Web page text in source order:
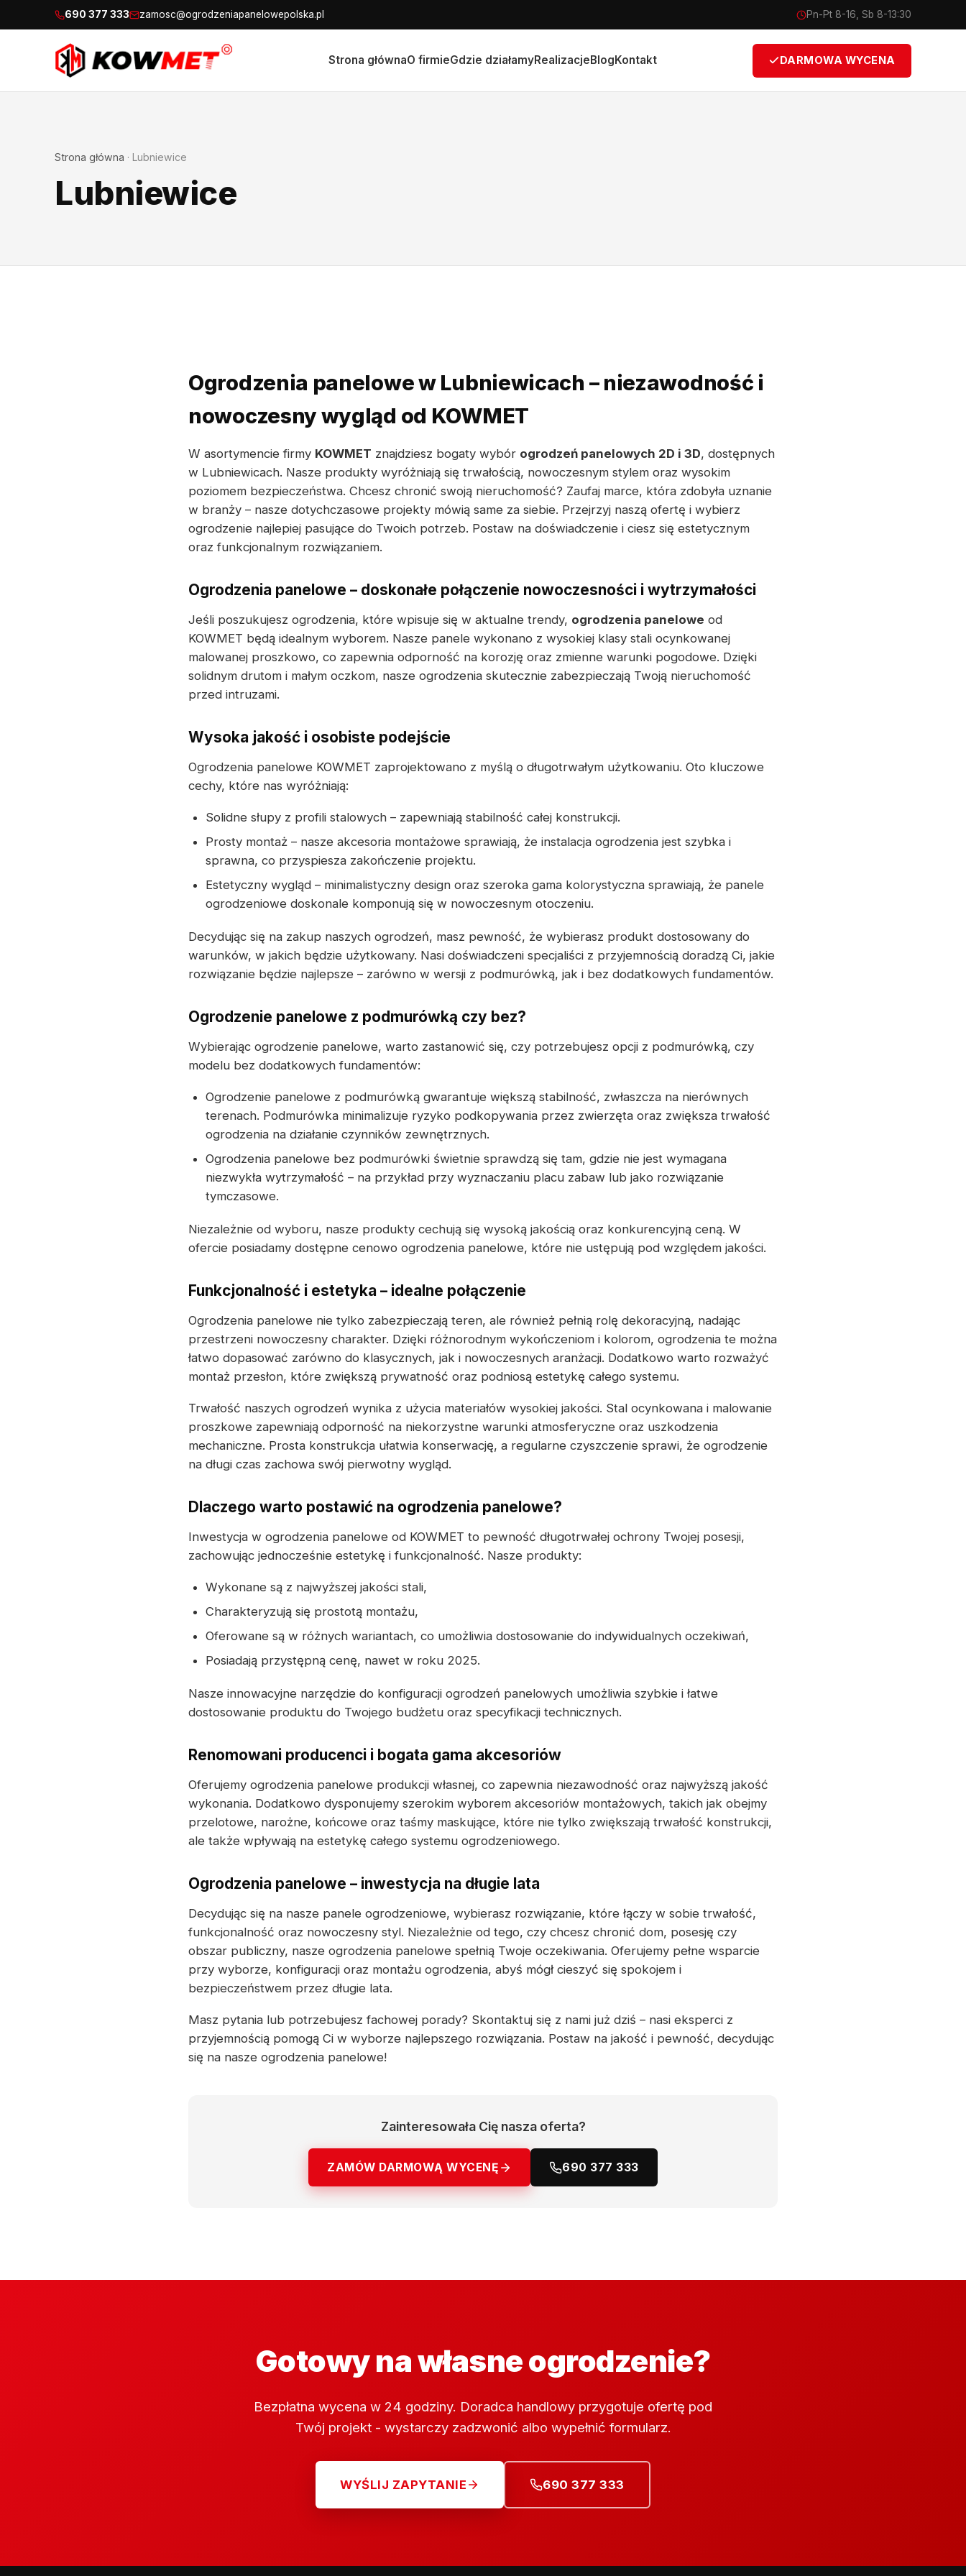
690 377 333 zamosc@ogrodzeniapanelowepolska.pl Pn-Pt 8-16, Sb 8-13:30
Strona głównaO firmieGdzie działamyRealizacjeBlogKontakt DARMOWA WYCENA
Strona główna · Lubniewice
Lubniewice
Ogrodzenia panelowe w Lubniewicach – niezawodność i
nowoczesny wygląd od KOWMET
W asortymencie firmy KOWMET znajdziesz bogaty wybór ogrodzeń panelowych 2D i 3D, dostępnych
w Lubniewicach. Nasze produkty wyróżniają się trwałością, nowoczesnym stylem oraz wysokim
poziomem bezpieczeństwa. Chcesz chronić swoją nieruchomość? Zaufaj marce, która zdobyła uznanie
w branży – nasze dotychczasowe projekty mówią same za siebie. Przejrzyj naszą ofertę i wybierz
ogrodzenie najlepiej pasujące do Twoich potrzeb. Postaw na doświadczenie i ciesz się estetycznym
oraz funkcjonalnym rozwiązaniem.
Ogrodzenia panelowe – doskonałe połączenie nowoczesności i wytrzymałości
Jeśli poszukujesz ogrodzenia, które wpisuje się w aktualne trendy, ogrodzenia panelowe od
KOWMET będą idealnym wyborem. Nasze panele wykonano z wysokiej klasy stali ocynkowanej
malowanej proszkowo, co zapewnia odporność na korozję oraz zmienne warunki pogodowe. Dzięki
solidnym drutom i małym oczkom, nasze ogrodzenia skutecznie zabezpieczają Twoją nieruchomość
przed intruzami.
Wysoka jakość i osobiste podejście
Ogrodzenia panelowe KOWMET zaprojektowano z myślą o długotrwałym użytkowaniu. Oto kluczowe
cechy, które nas wyróżniają:
Solidne słupy z profili stalowych – zapewniają stabilność całej konstrukcji.
Prosty montaż – nasze akcesoria montażowe sprawiają, że instalacja ogrodzenia jest szybka i
sprawna, co przyspiesza zakończenie projektu.
Estetyczny wygląd – minimalistyczny design oraz szeroka gama kolorystyczna sprawiają, że panele
ogrodzeniowe doskonale komponują się w nowoczesnym otoczeniu.
Decydując się na zakup naszych ogrodzeń, masz pewność, że wybierasz produkt dostosowany do
warunków, w jakich będzie użytkowany. Nasi doświadczeni specjaliści z przyjemnością doradzą Ci, jakie
rozwiązanie będzie najlepsze – zarówno w wersji z podmurówką, jak i bez dodatkowych fundamentów.
Ogrodzenie panelowe z podmurówką czy bez?
Wybierając ogrodzenie panelowe, warto zastanowić się, czy potrzebujesz opcji z podmurówką, czy
modelu bez dodatkowych fundamentów:
Ogrodzenie panelowe z podmurówką gwarantuje większą stabilność, zwłaszcza na nierównych
terenach. Podmurówka minimalizuje ryzyko podkopywania przez zwierzęta oraz zwiększa trwałość
ogrodzenia na działanie czynników zewnętrznych.
Ogrodzenia panelowe bez podmurówki świetnie sprawdzą się tam, gdzie nie jest wymagana
niezwykła wytrzymałość – na przykład przy wyznaczaniu placu zabaw lub jako rozwiązanie
tymczasowe.
Niezależnie od wyboru, nasze produkty cechują się wysoką jakością oraz konkurencyjną ceną. W
ofercie posiadamy dostępne cenowo ogrodzenia panelowe, które nie ustępują pod względem jakości.
Funkcjonalność i estetyka – idealne połączenie
Ogrodzenia panelowe nie tylko zabezpieczają teren, ale również pełnią rolę dekoracyjną, nadając
przestrzeni nowoczesny charakter. Dzięki różnorodnym wykończeniom i kolorom, ogrodzenia te można
łatwo dopasować zarówno do klasycznych, jak i nowoczesnych aranżacji. Dodatkowo warto rozważyć
montaż przesłon, które zwiększą prywatność oraz podniosą estetykę całego systemu.
Trwałość naszych ogrodzeń wynika z użycia materiałów wysokiej jakości. Stal ocynkowana i malowanie
proszkowe zapewniają odporność na niekorzystne warunki atmosferyczne oraz uszkodzenia
mechaniczne. Prosta konstrukcja ułatwia konserwację, a regularne czyszczenie sprawi, że ogrodzenie
na długi czas zachowa swój pierwotny wygląd.
Dlaczego warto postawić na ogrodzenia panelowe?
Inwestycja w ogrodzenia panelowe od KOWMET to pewność długotrwałej ochrony Twojej posesji,
zachowując jednocześnie estetykę i funkcjonalność. Nasze produkty:
Wykonane są z najwyższej jakości stali,
Charakteryzują się prostotą montażu,
Oferowane są w różnych wariantach, co umożliwia dostosowanie do indywidualnych oczekiwań,
Posiadają przystępną cenę, nawet w roku 2025.
Nasze innowacyjne narzędzie do konfiguracji ogrodzeń panelowych umożliwia szybkie i łatwe
dostosowanie produktu do Twojego budżetu oraz specyfikacji technicznych.
Renomowani producenci i bogata gama akcesoriów
Oferujemy ogrodzenia panelowe produkcji własnej, co zapewnia niezawodność oraz najwyższą jakość
wykonania. Dodatkowo dysponujemy szerokim wyborem akcesoriów montażowych, takich jak obejmy
przelotowe, narożne, końcowe oraz taśmy maskujące, które nie tylko zwiększają trwałość konstrukcji,
ale także wpływają na estetykę całego systemu ogrodzeniowego.
Ogrodzenia panelowe – inwestycja na długie lata
Decydując się na nasze panele ogrodzeniowe, wybierasz rozwiązanie, które łączy w sobie trwałość,
funkcjonalność oraz nowoczesny styl. Niezależnie od tego, czy chcesz chronić dom, posesję czy
obszar publiczny, nasze ogrodzenia panelowe spełnią Twoje oczekiwania. Oferujemy pełne wsparcie
przy wyborze, konfiguracji oraz montażu ogrodzenia, abyś mógł cieszyć się spokojem i
bezpieczeństwem przez długie lata.
Masz pytania lub potrzebujesz fachowej porady? Skontaktuj się z nami już dziś – nasi eksperci z
przyjemnością pomogą Ci w wyborze najlepszego rozwiązania. Postaw na jakość i pewność, decydując
się na nasze ogrodzenia panelowe!
Zainteresowała Cię nasza oferta?
ZAMÓW DARMOWĄ WYCENĘ 690 377 333
Gotowy na własne ogrodzenie?
Bezpłatna wycena w 24 godziny. Doradca handlowy przygotuje ofertę pod
Twój projekt - wystarczy zadzwonić albo wypełnić formularz.
WYŚLIJ ZAPYTANIE 690 377 333